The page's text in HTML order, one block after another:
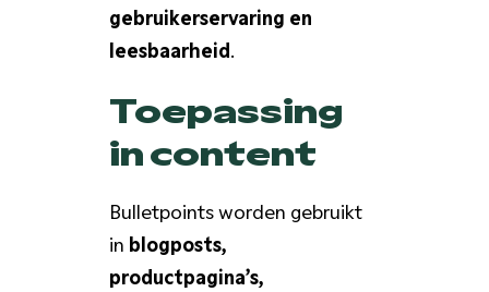
gebruikerservaring en
leesbaarheid.
Toepassing
in content
Bulletpoints worden gebruikt
in blogposts,
productpagina’s,